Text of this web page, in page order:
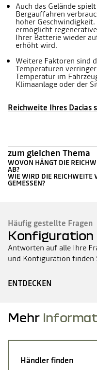
Auch das Gelände
Bergauffahren
hoher
ermöglicht
Ihrer Batterie wieder
erhöht wird.
Weitere Faktoren sind
Temperaturen
Temperatur im
Klimaanlage oder der
Reichweite Ihres Dacias
zum gleichen Thema
WOVON HÄNGT DIE
AB?
WIE WIRD DIE REICHWEITE
GEMESSEN?
Häufig gestellte Fragen
Konfiguration
Antworten auf alle Ihre
und Konfiguration finden
ENTDECKEN
Mehr
Händler finden